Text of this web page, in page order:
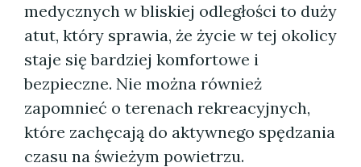
medycznych w bliskiej odległości to duży
atut, który sprawia, że życie w tej okolicy
staje się bardziej komfortowe i
bezpieczne. Nie można również
zapomnieć o terenach rekreacyjnych,
które zachęcają do aktywnego spędzania
czasu na świeżym powietrzu.